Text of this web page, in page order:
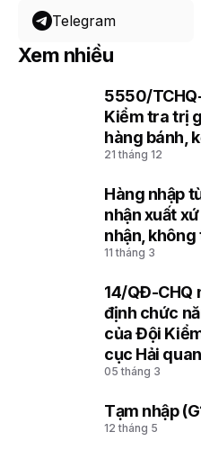
Telegram
Xem nhiều
5550/
Kiểm tra trị
hàng bánh,
21 tháng 12
Hàng nhập
nhận xuất
nhận, không
11 tháng 3
14/QĐ-
định chức
của Đội
cục Hải
05 tháng 3
Tạm nhập
12 tháng 5